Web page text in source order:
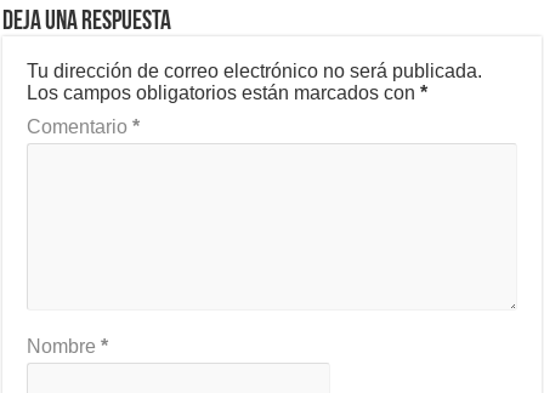
Deja una respuesta
Tu dirección de correo electrónico no será publicada.
Los campos obligatorios están marcados con*
Comentario*
Nombre*